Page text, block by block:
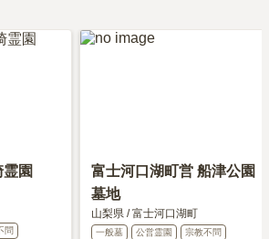
知りたい方は『永代供養墓をわかりやすく
。
園
問
富士河口湖町営 船津公園
墓地
山梨県 /富士河口湖町
一般墓 公営霊園 宗教不問